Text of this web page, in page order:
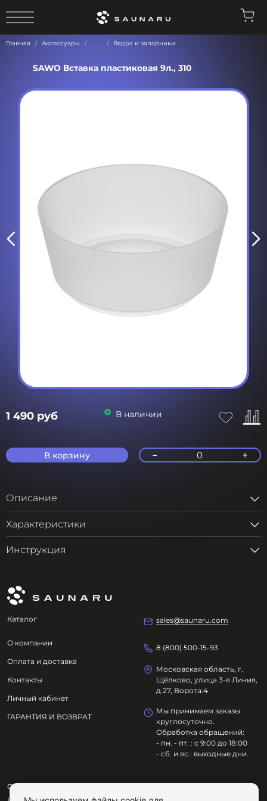
Главная Аксессуары ... Ведра и запарники
SAWO Вставка пластиковая 9л., 310
1 490 руб В наличии
В корзину - 0 +
Описание
Характеристики
Инструкция
Каталог
О компании
Оплата и доставка
Контакты
Личный кабинет
ГАРАНТИЯ И ВОЗВРАТ
sales@saunaru.com
8 (800) 500-15-93
Московская область, г.
Щёлково, улица 3-я Линия,
д.27, Ворота:4
Мы принимаем заказы
круглосуточно.
Обработка обращений:
- пн. - пт. : с 9:00 до 18:00
- сб. и вс.: выходные дни.
ООО "ОЗДОРОВИТЕЛЬНЫЕ ТЕХНОЛОГИИ"